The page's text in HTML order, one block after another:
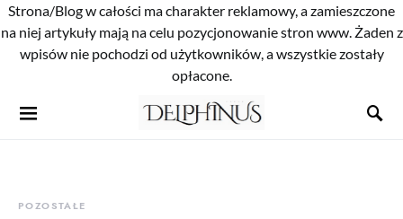
Strona/Blog w całości ma charakter reklamowy, a zamieszczone
na niej artykuły mają na celu pozycjonowanie stron www. Żaden z
wpisów nie pochodzi od użytkowników, a wszystkie zostały
opłacone.
POZOSTAŁE